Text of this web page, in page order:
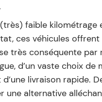
faible kilométrage
ces véhicules offrent
très conséquente par
d’un vaste choix de
livraison rapide.
une alternative